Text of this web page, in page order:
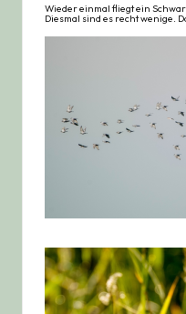
Wieder einmal fliegt ein
Diesmal sind es recht wenige.